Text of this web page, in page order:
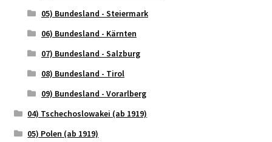
05) Bundesland - Steiermark
06) Bundesland - Kärnten
07) Bundesland - Salzburg
08) Bundesland - Tirol
09) Bundesland - Vorarlberg
04) Tschechoslowakei (ab 1919)
05) Polen (ab 1919)